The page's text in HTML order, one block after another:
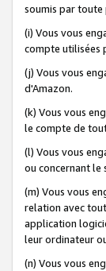
soumis par toute
(i) Vous vous
compte utilisées
(j) Vous vous
d'Amazon.
(k) Vous vous
le compte de
(l) Vous vous
ou concernant le
(m) Vous vous
relation avec
application
leur ordinateur
(n) Vous vous